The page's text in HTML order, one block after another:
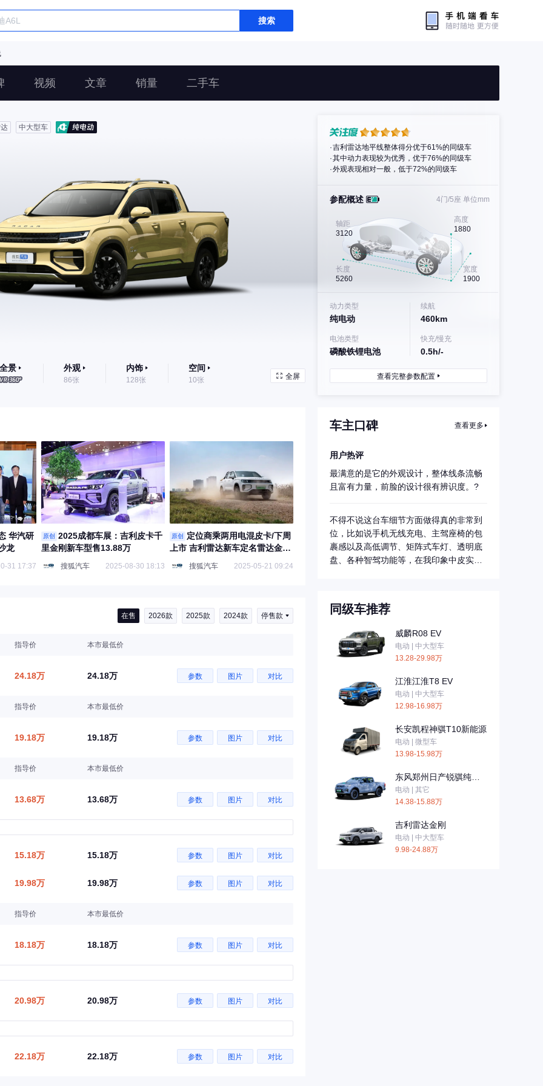
搜索
视频 文章 销量 二手车
中大型车
全景 外观
86张
内饰
128张
空间
10张 全屏
吉利雷达地平线整体得分优于61%的同级车
其中动力表现较为优秀，优于76%的同级车
外观表现相对一般，低于72%的同级车
参配概述 4门/5座 单位mm
轴距
3120
高度
1880
长度
5260
宽度
1900
动力类型
纯电动
续航
460km
电池类型
磷酸铁锂电池
快充/慢充
0.5h/-
查看完整参数配置
华汽研
龙
31 17:37
原创
2025成都车展：吉利皮卡千
里金刚新车型售13.88万
搜狐汽车 2025-08-30 18:13
原创
定位商乘两用电混皮卡/下周
上市 吉利雷达新车定名雷达金刚
搜狐汽车 2025-05-21 09:24
在售 2026款 2025款 2024款 停售款
指导价 本市最低价
24.18万 24.18万 参数 图片 对比
指导价 本市最低价
19.18万 19.18万 参数 图片 对比
指导价 本市最低价
13.68万 13.68万 参数 图片 对比
15.18万 15.18万 参数 图片 对比
19.98万 19.98万 参数 图片 对比
指导价 本市最低价
18.18万 18.18万 参数 图片 对比
20.98万 20.98万 参数 图片 对比
22.18万 22.18万 参数 图片 对比
车主口碑 查看更多
用户热评
最满意的是它的外观设计，整体线条流畅
且富有力量，前脸的设计很有辨识度。?
不得不说这台车细节方面做得真的非常到
位，比如说手机无线充电、主驾座椅的包
裹感以及高低调节、矩阵式车灯、透明底
盘、各种智驾功能等，在我印象中皮实耐
同级车推荐
威麟R08 EV
电动 | 中大型车
13.28-29.98万
江淮江淮T8 EV
电动 | 中大型车
12.98-16.98万
长安凯程神骐T10新能源
电动 | 微型车
13.98-15.98万
东风郑州日产锐骐纯电
皮卡ZNA RICH
电动 | 其它
14.38-15.88万
吉利雷达金刚
电动 | 中大型车
9.98-24.88万